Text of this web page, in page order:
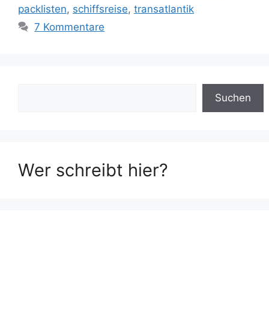
packlisten, schiffsreise, transatlantik
7 Kommentare
Suchen
Wer schreibt hier?